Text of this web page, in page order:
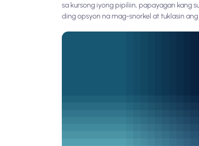
sa kursong iyong pipiliin, papayagan kang
ding opsyon na mag-snorkel at tuklasin